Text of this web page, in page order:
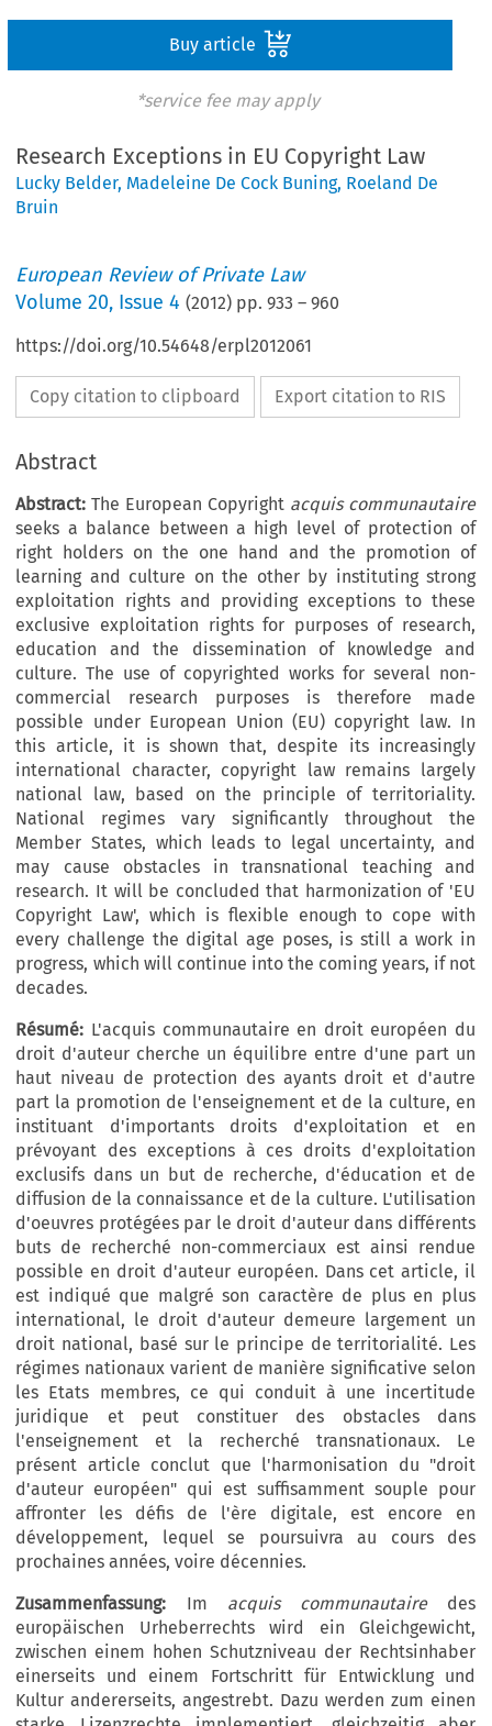
Buy article
*service fee may apply
Research Exceptions in EU Copyright Law
Lucky Belder, Madeleine De Cock Buning, Roeland De
Bruin
European Review of Private Law
Volume20, Issue 4 (2012) pp.933 –960
https://doi.org/10.54648/erpl2012061
Copy citation to clipboard Export citation to RIS
Abstract
Abstract: The European Copyright acquis communautaire
seeks a balance between a high level of protection of
right holders on the one hand and the promotion of
learning and culture on the other by instituting strong
exploitation rights and providing exceptions to these
exclusive exploitation rights for purposes of research,
education and the dissemination of knowledge and
culture. The use of copyrighted works for several non-
commercial research purposes is therefore made
possible under European Union (EU) copyright law. In
this article, it is shown that, despite its increasingly
international character, copyright law remains largely
national law, based on the principle of territoriality.
National regimes vary significantly throughout the
Member States, which leads to legal uncertainty, and
may cause obstacles in transnational teaching and
research. It will be concluded that harmonization of 'EU
Copyright Law', which is flexible enough to cope with
every challenge the digital age poses, is still a work in
progress, which will continue into the coming years, if not
decades.
Résumé: L'acquis communautaire en droit européen du
droit d'auteur cherche un équilibre entre d'une part un
haut niveau de protection des ayants droit et d'autre
part la promotion de l'enseignement et de la culture, en
instituant d'importants droits d'exploitation et en
prévoyant des exceptions à ces droits d'exploitation
exclusifs dans un but de recherche, d'éducation et de
diffusion de la connaissance et de la culture. L'utilisation
d'oeuvres protégées par le droit d'auteur dans différents
buts de recherché non-commerciaux est ainsi rendue
possible en droit d'auteur européen. Dans cet article, il
est indiqué que malgré son caractère de plus en plus
international, le droit d'auteur demeure largement un
droit national, basé sur le principe de territorialité. Les
régimes nationaux varient de manière significative selon
les Etats membres, ce qui conduit à une incertitude
juridique et peut constituer des obstacles dans
l'enseignement et la recherché transnationaux. Le
présent article conclut que l'harmonisation du "droit
d'auteur européen" qui est suffisamment souple pour
affronter les défis de l'ère digitale, est encore en
développement, lequel se poursuivra au cours des
prochaines années, voire décennies.
Zusammenfassung: Im acquis communautairedes
europäischen Urheberrechts wird ein Gleichgewicht,
zwischen einem hohen Schutzniveau der Rechtsinhaber
einerseits und einem Fortschritt für Entwicklung und
Kultur andererseits, angestrebt. Dazu werden zum einen